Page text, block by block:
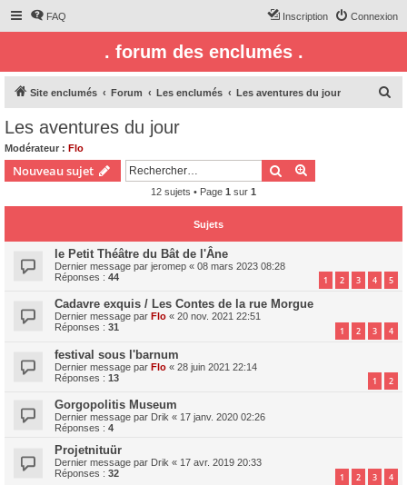
FAQ Connexion
Inscription
. forum des enclumés .
Site enclumés Forum Les enclumés Les aventures du jour
h
r
Les aventures du jour
Modérateur : Flo
Nouveau sujet Rechercher
12 sujets • Page 1 sur 1
Sujets
le Petit Théâtre du Bât de l'Âne
Dernier message par jeromep « 08 mars 2023 08:28
Réponses : 44 1 2 3 4 5
Cadavre exquis / Les Contes de la rue Morgue
Dernier message par Flo « 20 nov. 2021 22:51
Réponses : 31 1 2 3 4
festival sous l'barnum
Dernier message par Flo « 28 juin 2021 22:14
Réponses : 13 1 2
Gorgopolitis Museum
Dernier message par Drik « 17 janv. 2020 02:26
Réponses : 4
Projetnituür
Dernier message par Drik « 17 avr. 2019 20:33
Réponses : 32 1 2 3 4